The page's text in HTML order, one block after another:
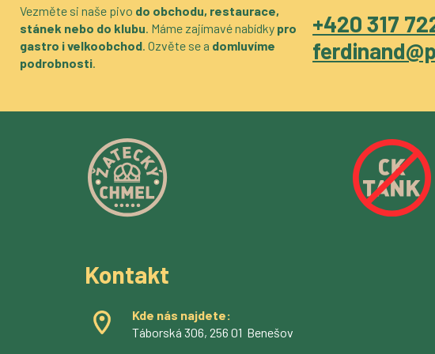
Vezměte si naše pivo do obchodu, restaurace,
stánek nebo do klubu . Máme zajímavé nabídky pro
gastro i velkoobchod. Ozvěte se a domluvíme
podrobnosti.
+420 317
Kontakt
Kde nás najdete:
Táborská 306, 256 01 Benešov